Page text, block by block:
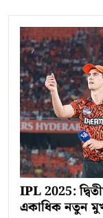
IPL 2025:
একাধিক নতুন